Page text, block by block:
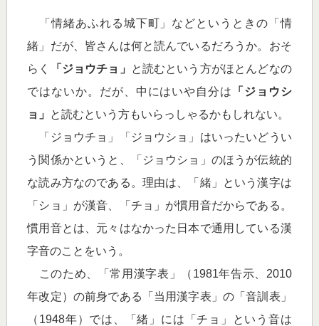
「情緒あふれる城下町」などというときの「情
緒」だが、皆さんは何と読んでいるだろうか。おそ
らく
「ジョウチョ」
と読むという方がほとんどなの
ではないか。だが、中にはいや自分は
「ジョウシ
ョ」
と読むという方もいらっしゃるかもしれない。
「ジョウチョ」「ジョウショ」はいったいどうい
う関係かというと、「ジョウショ」のほうが伝統的
な読み方なのである。理由は、「緒」という漢字は
「ショ」が漢音、「チョ」が慣用音だからである。
慣用音とは、元々はなかった日本で通用している漢
字音のことをいう。
このため、「常用漢字表」（1981年告示、2010
年改定）の前身である「当用漢字表」の「音訓表」
（1948年）では、「緒」には「チョ」という音は